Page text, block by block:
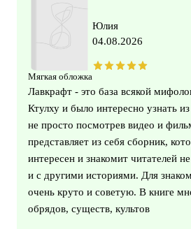
Мягкая обложка
Юлия
04.08.2026
Лавкрафт - это база всякой
Ктулху и было интересно узнать
не просто посмотрев видео и
представляет из себя сборник,
интересен и знакомит читателей
и с другими историями. Для
очень круто и советую. В книге
обрядов, существ, культов